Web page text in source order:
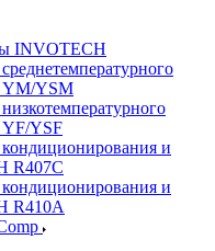
INVOTECH
YM/YSM
YF/YSF
и
R407C
и
R410A